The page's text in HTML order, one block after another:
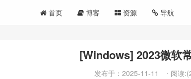
首页 博客 资源 导航
[Windows] 2023微软
发布于： 2025-11-11 ⋅ 阅读